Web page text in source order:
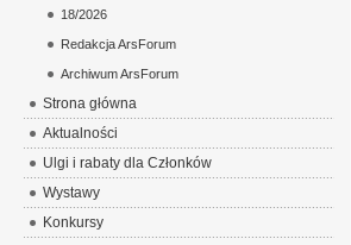
18/2026
Redakcja ArsForum
Archiwum ArsForum
Strona główna
Aktualności
Ulgi i rabaty dla Członków
Wystawy
Konkursy